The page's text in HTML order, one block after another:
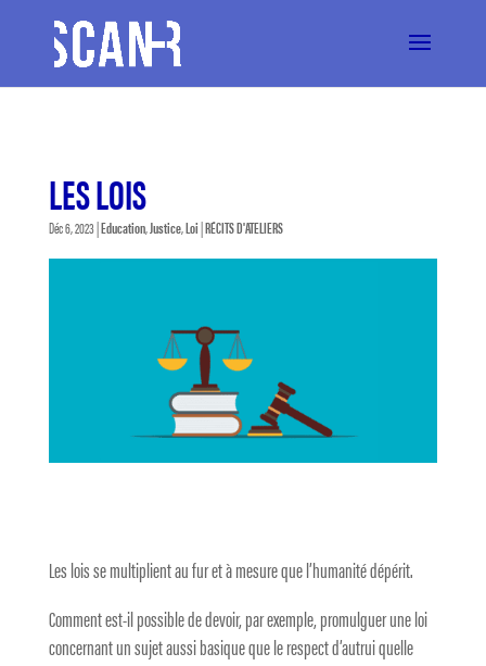
LES LOIS
Déc 6, 2023|Education,Justice,Loi|RÉCITS D'ATELIERS
Les lois se multiplient au fur et à mesure que l’humanité dépérit.
Comment est-il possible de devoir, par exemple, promulguer une loi
concernant un sujet aussi basique que le respect d’autrui quelle